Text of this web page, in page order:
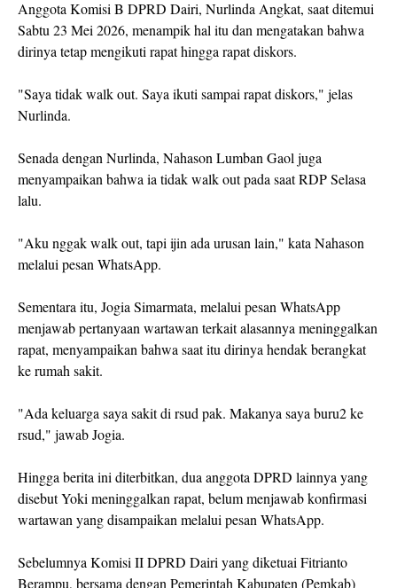
Anggota Komisi B DPRD Dairi, Nurlinda Angkat, saat ditemui
Sabtu 23 Mei 2026, menampik hal itu dan mengatakan bahwa
dirinya tetap mengikuti rapat hingga rapat diskors.
"Saya tidak walk out. Saya ikuti sampai rapat diskors," jelas
Nurlinda.
Senada dengan Nurlinda, Nahason Lumban Gaol juga
menyampaikan bahwa ia tidak walk out pada saat RDP Selasa
lalu.
"Aku nggak walk out, tapi ijin ada urusan lain," kata Nahason
melalui pesan WhatsApp.
Sementara itu, Jogia Simarmata, melalui pesan WhatsApp
menjawab pertanyaan wartawan terkait alasannya meninggalkan
rapat, menyampaikan bahwa saat itu dirinya hendak berangkat
ke rumah sakit.
"Ada keluarga saya sakit di rsud pak. Makanya saya buru2 ke
rsud," jawab Jogia.
Hingga berita ini diterbitkan, dua anggota DPRD lainnya yang
disebut Yoki meninggalkan rapat, belum menjawab konfirmasi
wartawan yang disampaikan melalui pesan WhatsApp.
Sebelumnya Komisi II DPRD Dairi yang diketuai Fitrianto
Berampu, bersama dengan Pemerintah Kabupaten (Pemkab)